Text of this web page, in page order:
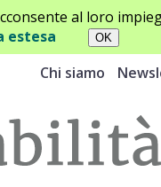
al loro
estesa
Chi siamo